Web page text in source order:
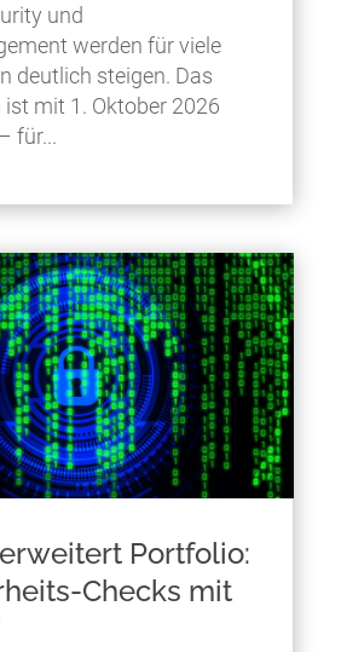
und
werden für viele
deutlich steigen. Das
mit 1. Oktober 2026
für...
Portfolio:
Checks mit